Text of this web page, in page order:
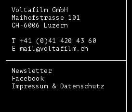
Voltafilm GmbH
Maihofstrasse 101
CH-6006 Luzern
T +41 (0)41 420 43 60
E mail@voltafilm.ch
Newsletter
Facebook
Impressum & Datenschutz